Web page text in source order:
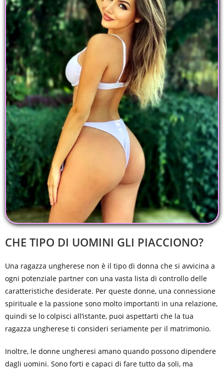
CHE TIPO DI UOMINI GLI PIACCIONO?
Una ragazza ungherese non è il tipo di donna che si avvicina a
ogni potenziale partner con una vasta lista di controllo delle
caratteristiche desiderate. Per queste donne, una connessione
spirituale e la passione sono molto importanti in una relazione,
quindi se lo colpisci all’istante, puoi aspettarti che la tua
ragazza ungherese ti consideri seriamente per il matrimonio.
Inoltre, le donne ungheresi amano quando possono dipendere
dagli uomini. Sono forti e capaci di fare tutto da soli, ma